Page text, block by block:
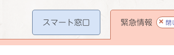
スマート窓口 緊急情報 閉